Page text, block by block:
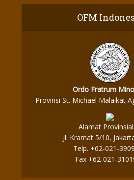
OFM
Ordo Fratrum
Provinsi St. Michael Malaikat
Alamat
Jl. Kramat 5/10,
Telp. +62-021-
Fax +62-021-